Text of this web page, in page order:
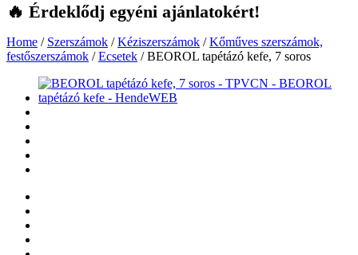
🔥 Érdeklődj egyéni ajánlatokért!
Home / Szerszámok /Kéziszerszámok /Kőműves szerszámok,
festőszerszámok /Ecsetek /BEOROL tapétázó kefe, 7 soros